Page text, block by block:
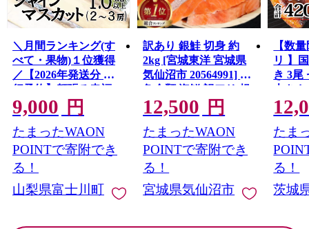
＼月間ランキング(す
べて・果物)１位獲得
／【2026年発送分 先
行予約】頬張る幸福
感 〜緑の宝石・ シ
ャインマスカット 〜
１ｋｇ以上（２〜３
房） フルーツ 山梨県
産 果物 くだもの シャ
イン マスカット ぶど
う ブドウ 葡萄 大粒 種
9,000 円
たまったWAON
POINTで寄附でき
る！
山梨県富士川町
訳あり 銀鮭 切身 約
2kg [宮城東洋 宮城県
気仙沼市 20564991] 鮭
魚介類 海鮮 訳アリ 規
格外 不揃い さけ サケ
鮭切身 シャケ 切り身
冷凍 家庭用 おかず 弁
当 支援 サーモン 銀鮭
切り身 魚 わけあり
12,500 円
たまったWAON
POINTで寄附でき
る！
宮城県気仙沼市
【数
リ 】
き 3尾
大き
レ・
鰻 ふ
な重
茨城
と納
たま
る！
茨城